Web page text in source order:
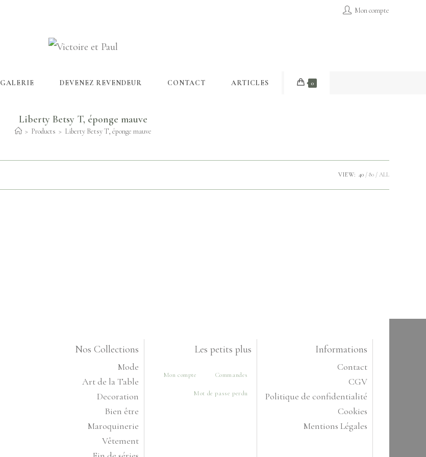
Mon compte
GALERIE DEVENEZ REVENDEUR CONTACT ARTICLES 0
Liberty Betsy T, éponge mauve
> Products > Liberty Betsy T, éponge mauve
VIEW: 40 80 ALL
Nos Collections
Mode
Art de la Table
Decoration
Bien être
Maroquinerie
Vêtement
Les petits plus
Mon compte Commandes
Mot de passe perdu
Informations
Contact
CGV
Politique de confidentialité
Cookies
Mentions Légales